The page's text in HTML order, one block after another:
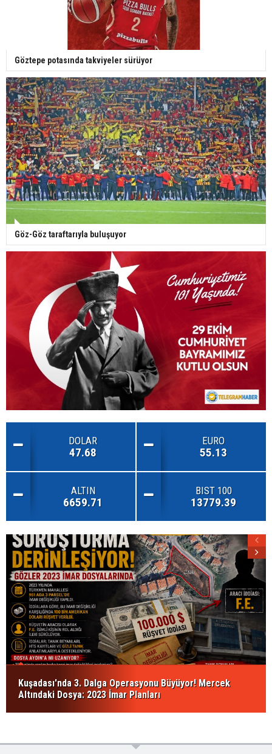
Göztepe potasında takviyeler sürüyor
Göz-Göz taraftarıyla buluşuyor
DOLAR
47.68
EURO
55.13
ALTIN
6659.71
BIST 100
13779.39
Kuşadası'nda 3. Dalga Operasyonu Büyüyor! Mercek
Altındaki Dosya: 2023 İmar Planları